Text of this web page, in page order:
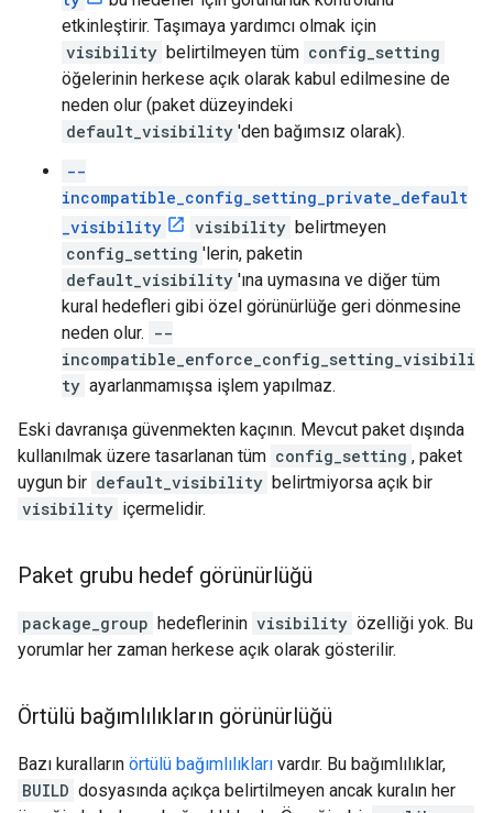
etkinleştirir. Taşımaya yardımcı olmak için
visibility belirtilmeyen tüm config_setting
öğelerinin herkese açık olarak kabul edilmesine de
neden olur (paket düzeyindeki
default_visibility 'den bağımsız olarak).
--
incompatible_config_setting_private_default
_visibility
visibility belirtmeyen
config_setting 'lerin, paketin
default_visibility 'ına uymasına ve diğer tüm
kural hedefleri gibi özel görünürlüğe geri dönmesine
neden olur. --
incompatible_enforce_config_setting_visibili
ty ayarlanmamışsa işlem yapılmaz.
Eski davranışa güvenmekten kaçının. Mevcut paket dışında
kullanılmak üzere tasarlanan tüm config_setting , paket
uygun bir default_visibility belirtmiyorsa açık bir
visibility içermelidir.
Paket grubu hedef görünürlüğü
package_group hedeflerinin visibility özelliği yok. Bu
yorumlar her zaman herkese açık olarak gösterilir.
Örtülü bağımlılıkların görünürlüğü
Bazı kuralların örtülü bağımlılıkları vardır. Bu bağımlılıklar,
BUILD dosyasında açıkça belirtilmeyen ancak kuralın her